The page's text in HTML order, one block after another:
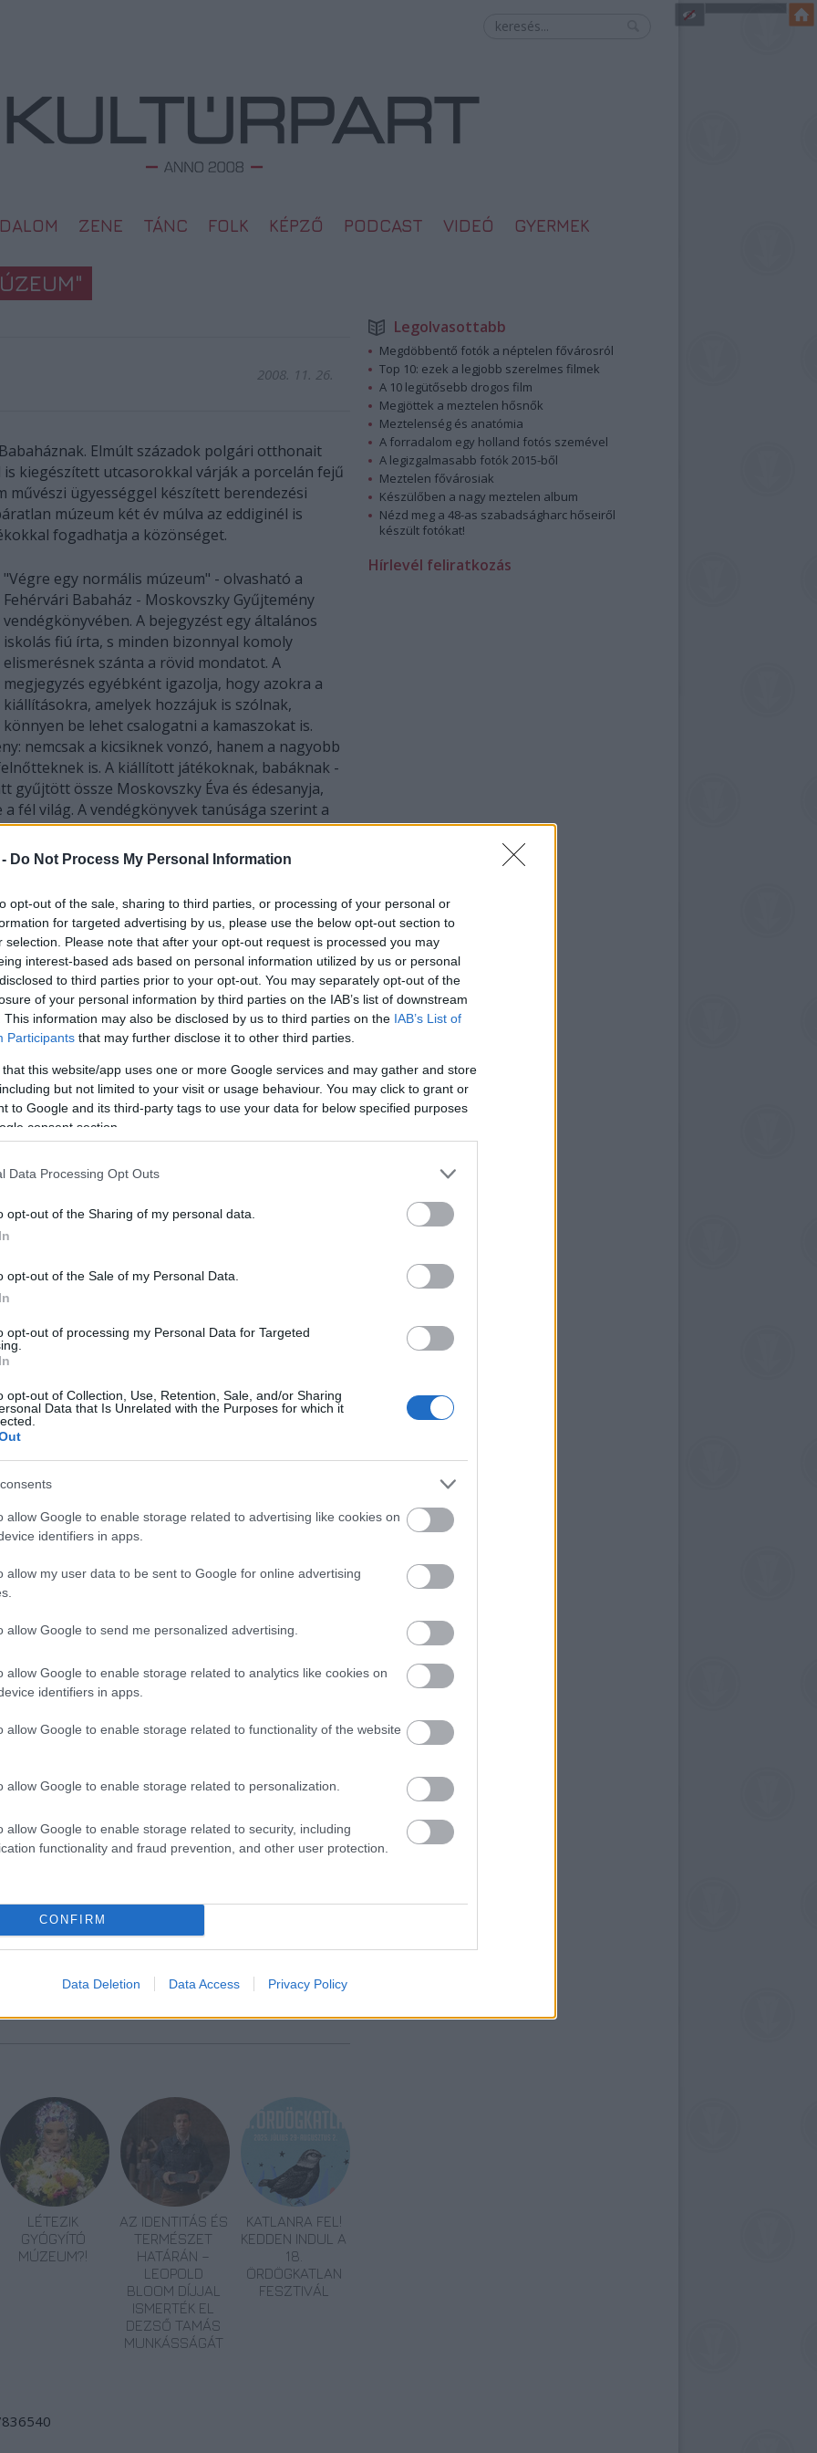
Do Not Process My Personal Information
opt-out of the sale, sharing to third parties, or processing of your personal or
for targeted advertising by us, please use the below opt-out section to
selection. Please note that after your opt-out request is processed you may
interest-based ads based on personal information utilized by us or personal
to third parties prior to your opt-out. You may separately opt-out of the
of your personal information by third parties on the IAB’s list of downstream
This information may also be disclosed by us to third parties on the IAB’s List of
Participants that may further disclose it to other third parties.
that this website/app uses one or more Google services and may gather and store
but not limited to your visit or usage behaviour. You may click to grant or
to Google and its third-party tags to use your data for below specified purposes
consent section.
Data Processing Opt Outs
opt-out of the Sharing of my personal data.
opt-out of the Sale of my Personal Data.
opt-out of processing my Personal Data for Targeted
opt-out of Collection, Use, Retention, Sale, and/or Sharing
Data that Is Unrelated with the Purposes for which it
allow Google to enable storage related to advertising like cookies on
identifiers in apps.
allow my user data to be sent to Google for online advertising
allow Google to send me personalized advertising.
allow Google to enable storage related to analytics like cookies on
identifiers in apps.
allow Google to enable storage related to functionality of the website
allow Google to enable storage related to personalization.
allow Google to enable storage related to security, including
functionality and fraud prevention, and other user protection.
CONFIRM
Data Deletion Data Access Privacy Policy
ZENE TÁNC FOLK KÉPZŐ PODCAST VIDEÓ GYERMEK
2008. 11. 26.
Elmúlt századok polgári otthonait
kiegészített utcasorokkal várják a porcelán fejű
művészi ügyességgel készített berendezési
múzeum két év múlva az eddiginél is
fogadhatja a közönséget.
"Végre egy normális múzeum" - olvasható a
Fehérvári Babaház - Moskovszky Gyűjtemény
vendégkönyvében. A bejegyzést egy általános
iskolás fiú írta, s minden bizonnyal komoly
elismerésnek szánta a rövid mondatot. A
megjegyzés egyébként igazolja, hogy azokra a
kiállításokra, amelyek hozzájuk is szólnak,
könnyen be lehet csalogatni a kamaszokat is.
nemcsak a kicsiknek vonzó, hanem a nagyobb
is. A kiállított játékoknak, babáknak -
gyűjtött össze Moskovszky Éva és édesanyja,
fél világ. A vendégkönyvek tanúsága szerint a
a külföldi látogató, még Japánból és
látványos tárlat megtekintésére.
egy szerencsés véletlen folytán. Illyés
Király Múzeum ma már nyugalmazott
táján, kiegészítő darabokat keresett egy
a Moskovszky-családot, mondván, náluk biztosan
tanácsot, s amikor belépett Éva néniék házának
elakadt a szava az egymás mellett sorakozó
porcelánbabák láttán. S mivel látta, hogy a
érdemelne, rögtön elhatározta, megpróbálja
kerüljenek. Kilincselt, tárgyalt, kért,
a játékgyűjtemény a régi Megyeháza gótikus
a művészettörténész, babaológus Moskovszky
játékait értőn, s hozzájuk illő helyen állítják ki,
a gyűjteményt. A babaszobák, s lakóik 1998-
együttesben, az 1800-1930-as évek polgári
szobabelsők, aprócska boltok, miniatűr,
a látogatókat. A kicsi bútorok közül némelyik
véletlen, hiszen szinte valamennyi vizsga-remek
ki. Az intarziás asztalkákon, komódokon
dísz- és használati tárgyak, aprócska
ételek ejtik ámulatba a látogatókat. A
mintha, mintha "igazi" volna: a boltos
"fűszereket" rejtő dobozkák, s még a rendezgető
A mini-konyhák tűzhelyein parányi
s a szorgoskodó szakácsnő mellől nem hiányzik
természetesen lakói is vannak: teázgató
rúgkapáló csecsemők, kutyusok, cicák. A
karakteres babák az adott kor viseletét is
egy-egy kor lakberendezésétről,
XIX. század polgári életformájáról adnak képet.
évtizedekben is óvta, gyarapította a páratlan,
Erzsébet 89 évesen halt meg. Életének
az értékes játékkollekciót, s a 83 éves
dolgai Budapestről Fehérvárra szólítják.
az ország másodikként megnyitott, de
jóval több tárgyat, egyebek között számos
ha a szándéknak nem szabna gátat a
van rá, hogy nem is olyan sokára, a
várják a látogatókat a múzeumban: a
- a Hiemer-Font-Caraffa háznak -
épületszárnyában kap majd méltó helyet a
pályázatot nyújtott be a város, s
ben pedig be is fejezhetik a rekonstrukciót,
is. Az új helyen a mostaninál jóval több
játékokat is kiállítanak majd.
meglátogatja kedvenceit, a Szent István
valamint a székesfehérvári önkormányzat
minden évben játéktörténeti konferencián
szerint a hosszú élet titka nem más, mint
LÉTEZIK
GYÓGYÍTÓ
MÚZEUM?!
AZ IDENTITÁS ÉS
TERMÉSZET
HATÁRÁN –
LEOPOLD
BLOOM DÍJJAL
ISMERTÉK EL
DEZSŐ TAMÁS
MUNKÁSSÁGÁT
KATLANRA FEL!
KEDDEN INDUL A
18.
ÖRDÖGKATLAN
FESZTIVÁL
Legolvasottabb
Megdöbbentő fotók a néptelen fővárosról
Top 10: ezek a legjobb szerelmes filmek
A 10 legütősebb drogos film
Megjöttek a meztelen hősnők
Meztelenség és anatómia
A forradalom egy holland fotós szemével
A legizgalmasabb fotók 2015-ből
Meztelen fővárosiak
Készülőben a nagy meztelen album
Nézd meg a 48-as szabadságharc hőseiről
készült fotókat!
Hírlevél feliratkozás